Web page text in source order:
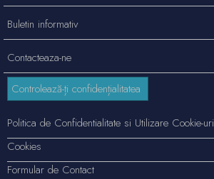
Contacteaza-ne
Buletin informativ
Controlează-ți confidențialitatea
Politica de Confidentialitate si Utilizare Cookie-uri
Cookies
Formular de Contact